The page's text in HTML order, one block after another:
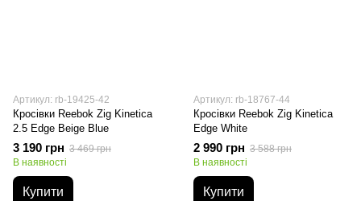
Артикул: rb-19425-42
Кросівки Reebok Zig Kinetica
2.5 Edge Beige Blue
3 190 грн 3 469 грн
В наявності
Купити
Артикул: rb-18767-44
Кросівки Reebok Zig Kinetica
Edge White
2 990 грн 3 588 грн
В наявності
Купити